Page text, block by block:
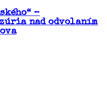
–
nad odvolaním